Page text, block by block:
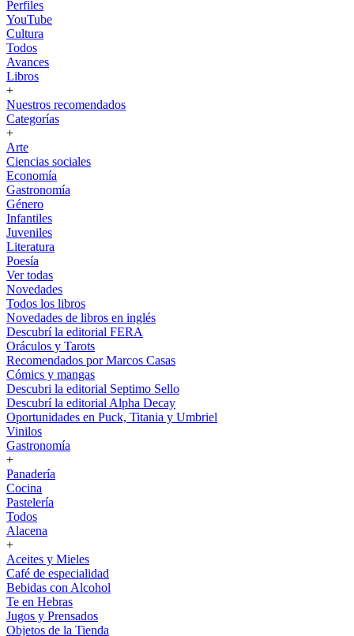
Perfiles
YouTube
Cultura
Todos
Avances
Libros
+
Nuestros recomendados
Categorías
+
Arte
Ciencias sociales
Economía
Gastronomía
Género
Infantiles
Juveniles
Literatura
Poesía
Ver todas
Novedades
Todos los libros
Novedades de libros en inglés
Descubrí la editorial FERA
Oráculos y Tarots
Recomendados por Marcos Casas
Cómics y mangas
Descubri la editorial Septimo Sello
Descubrí la editorial Alpha Decay
Oportunidades en Puck, Titania y Umbriel
Vinilos
Gastronomía
+
Panadería
Cocina
Pastelería
Todos
Alacena
+
Aceites y Mieles
Café de especialidad
Bebidas con Alcohol
Te en Hebras
Jugos y Prensados
Objetos de la Tienda